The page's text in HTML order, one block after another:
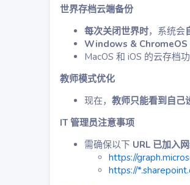
世界存档云端备份
每次关闭世界时，系统会
Windows & ChromeOS
MacOS 和 iOS 的云存档
教师模式优化
现在， 教师只能看到自己
IT 管理员注意事项
需确保以下 URL 已加入
https://
https://